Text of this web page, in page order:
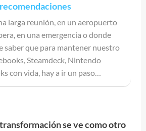
larga reunión, en un aeropuerto
en una emergencia o donde
saber que para mantener nuestro
Steamdeck, Nintendo
con vida, hay a ir un paso…
se ve como otro